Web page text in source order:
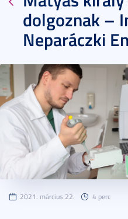
dolgoznak –
Neparáczki
2021. március 22. 4 perc